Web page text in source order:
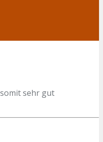
sehr gut